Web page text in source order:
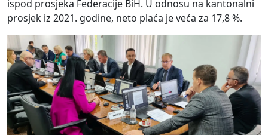
ispod prosjeka Federacije BiH. U odnosu na kantonalni
prosjek iz 2021. godine, neto plaća je veća za 17,8 %.